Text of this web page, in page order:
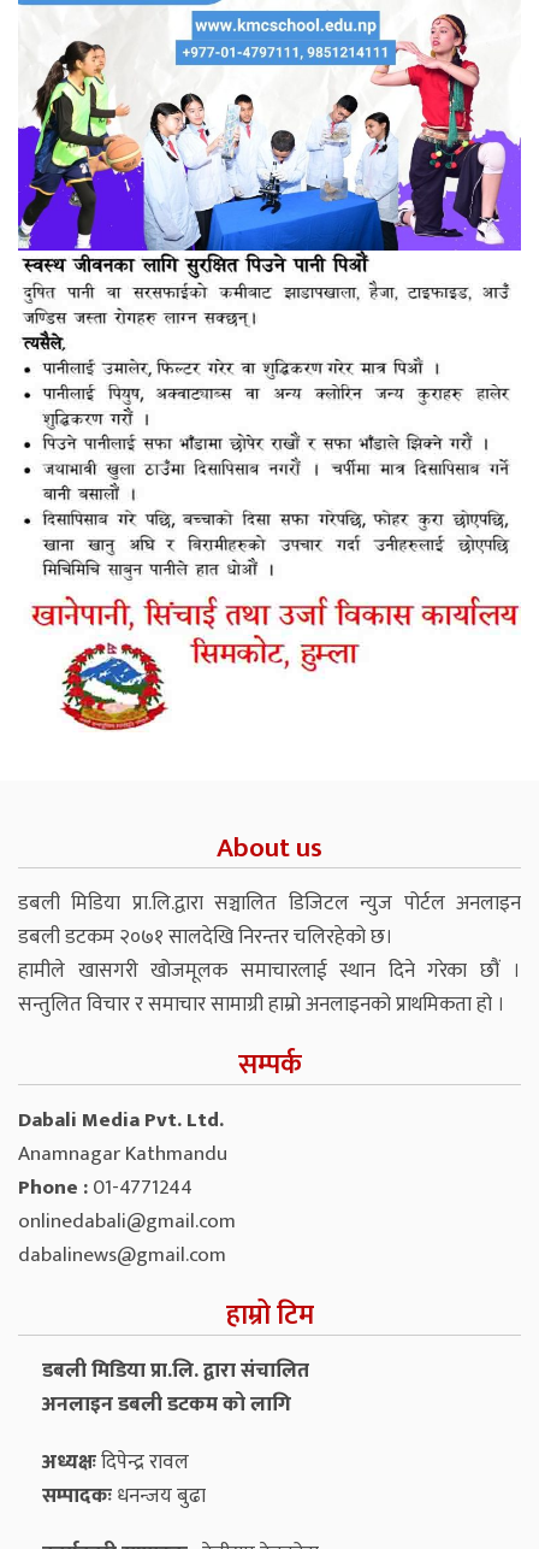
About us
डबली मिडिया प्रा.लि.द्वारा सञ्चालित डिजिटल न्युज पोर्टल अनलाइन
डबली डटकम २०७१ सालदेखि निरन्तर चलिरहेको छ।
हामीले खासगरी खोजमूलक समाचारलाई स्थान दिने गरेका छौं ।
सन्तुलित विचार र समाचार सामाग्री हाम्रो अनलाइनको प्राथमिकता हो ।
सम्पर्क
Dabali Media Pvt. Ltd.
Anamnagar Kathmandu
Phone :01-4771244
onlinedabali@gmail.com
dabalinews@gmail.com
हाम्रो टिम
डबली मिडिया प्रा.लि. द्वारा संचालित
अनलाइन डबली डटकम को लागि
अध्यक्षःदिपेन्द्र रावल
सम्पादकःधनन्‍जय बुढा